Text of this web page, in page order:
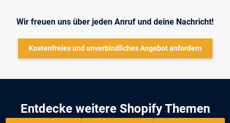
Wir freuen uns über jeden Anruf und deine Nachricht!
Kostenfreies und unverbindliches Angebot anfordern
Entdecke weitere Shopify Themen